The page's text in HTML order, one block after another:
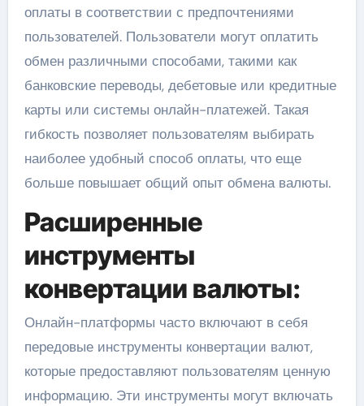
оплаты в соответствии с предпочтениями
пользователей. Пользователи могут оплатить
обмен различными способами, такими как
банковские переводы, дебетовые или кредитные
карты или системы онлайн-платежей. Такая
гибкость позволяет пользователям выбирать
наиболее удобный способ оплаты, что еще
больше повышает общий опыт обмена валюты.
Расширенные
инструменты
конвертации валюты:
Онлайн-платформы часто включают в себя
передовые инструменты конвертации валют,
которые предоставляют пользователям ценную
информацию. Эти инструменты могут включать